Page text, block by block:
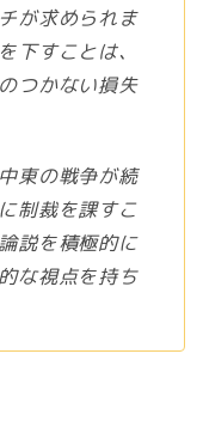
が求められま
下すことは、
つかない損失
東の戦争が続
制裁を課すこ
説を積極的に
な視点を持ち